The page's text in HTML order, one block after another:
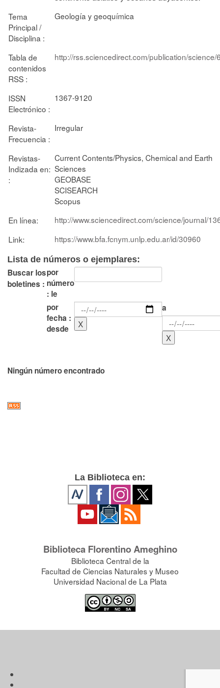
Tema
Principal /
Disciplina :
Geología y geoquímica
Tabla de
contenidos
RSS :
http://rss.sciencedirect.com/publication/science/
ISSN
Electrónico :
1367-9120
Revista-
Frecuencia :
Irregular
Revistas-
Indizada en:
:
Current Contents/Physics, Chemical and Earth
Sciences
GEOBASE
SCISEARCH
Scopus
En línea:
http://www.sciencedirect.com/science/journal/
Link:
https://www.bfa.fcnym.unlp.edu.ar/id/30960
Lista de números o ejemplares:
Buscar los
boletines :
por
número
: le
por
fecha :
desde
a
Ningún número encontrado
La Biblioteca en:
Biblioteca Florentino Ameghino
Biblioteca Central de la
Facultad de Ciencias Naturales y Museo
Universidad Nacional de La Plata